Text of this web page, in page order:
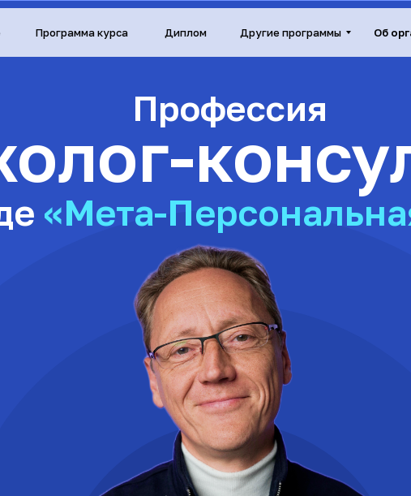
Программа курса Диплом Другие программы Об
«Мета-
Профессия